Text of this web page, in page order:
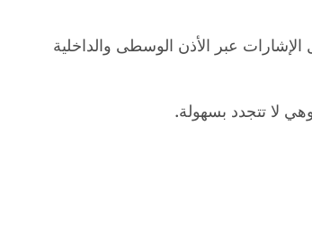
عبر الأذن الوسطى والداخلية
لا تتجدد بسهولة.